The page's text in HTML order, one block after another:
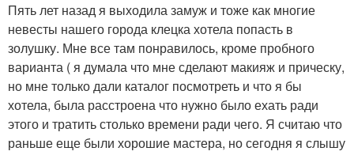
Пять лет назад я выходила замуж и тоже как многие
невесты нашего города клецка хотела попасть в
золушку. Мне все там понравилось, кроме пробного
варианта ( я думала что мне сделают макияж и прическу,
но мне только дали каталог посмотреть и что я бы
хотела, была расстроена что нужно было ехать ради
этого и тратить столько времени ради чего. Я считаю что
раньше еще были хорошие мастера, но сегодня я слышу